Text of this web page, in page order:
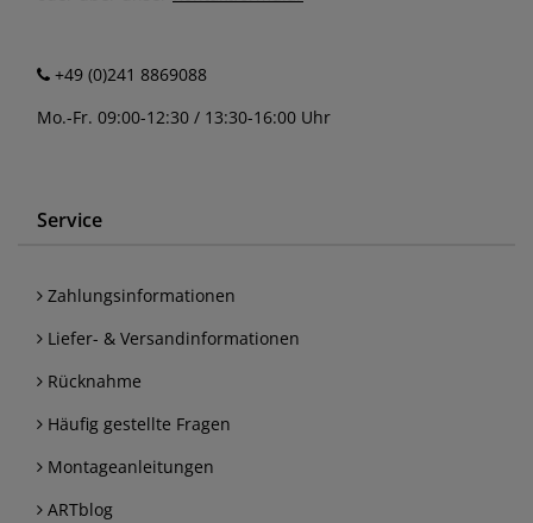
+49 (0)241 8869088
Mo.-Fr. 09:00-12:30 / 13:30-16:00 Uhr
Service
Zahlungsinformationen
Liefer- & Versandinformationen
Rücknahme
Häufig gestellte Fragen
Montageanleitungen
ARTblog